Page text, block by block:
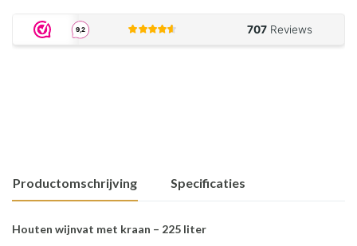
Productomschrijving Specificaties
Houten wijnvat met kraan – 225 liter